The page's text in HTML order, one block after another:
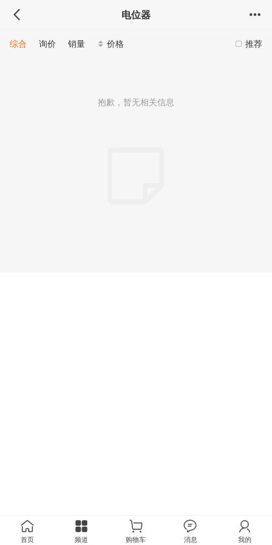
电位器
推荐
综合 询价 销量 价格
抱歉，暂无相关信息
首页 频道 购物车 消息 我的